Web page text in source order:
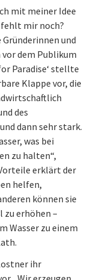
mit meiner Idee
fehlt mir noch?
und
dem Publikum
Paradise‘ stellte
Klappe vor, die
des
dann sehr stark.
was bei
zu halten“,
erklärt der
helfen,
können sie
zu erhöhen –
Wasser zu einem
ihr